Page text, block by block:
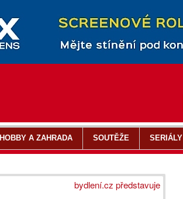
bydlení.cz představuje
HOBBY A ZAHRADA SOUTĚŽE SERIÁLY